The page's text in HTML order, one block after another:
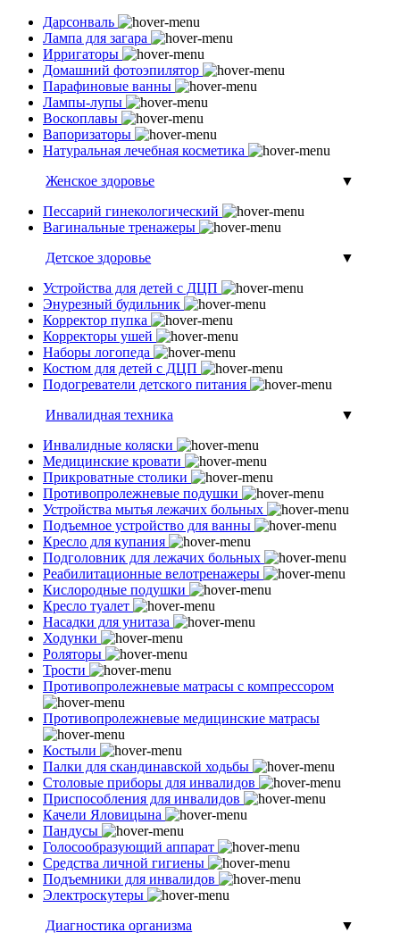
Дарсонваль
Лампа для загара
Ирригаторы
Домашний фотоэпилятор
Парафиновые ванны
Лампы-лупы
Воскоплавы
Вапоризаторы
Натуральная лечебная косметика
Женское здоровье
▼
Пессарий гинекологический
Вагинальные тренажеры
Детское здоровье
▼
Устройства для детей с ДЦП
Энурезный будильник
Корректор пупка
Корректоры ушей
Наборы логопеда
Костюм для детей с ДЦП
Подогреватели детского питания
Инвалидная техника
▼
Инвалидные коляски
Медицинские кровати
Прикроватные столики
Противопролежневые подушки
Устройства мытья лежачих больных
Подъемное устройство для ванны
Кресло для купания
Подголовник для лежачих больных
Реабилитационные велотренажеры
Кислородные подушки
Кресло туалет
Насадки для унитаза
Ходунки
Роляторы
Трости
Противопролежневые матрасы с компрессором
Противопролежневые медицинские матрасы
Костыли
Палки для скандинавской ходьбы
Столовые приборы для инвалидов
Приспособления для инвалидов
Качели Яловицына
Пандусы
Голосообразующий аппарат
Средства личной гигиены
Подъемники для инвалидов
Электроскутеры
Диагностика организма
▼